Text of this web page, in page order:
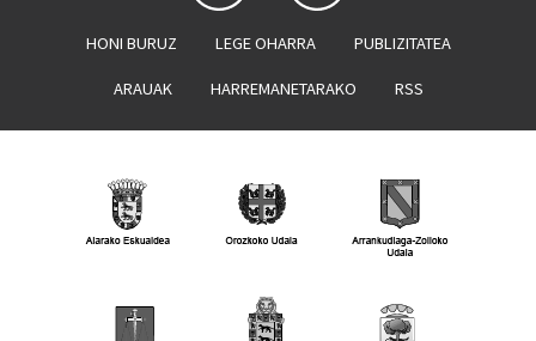
HONI BURUZ LEGE OHARRA PUBLIZITATEA
ARAUAK HARREMANETARAKO RSS